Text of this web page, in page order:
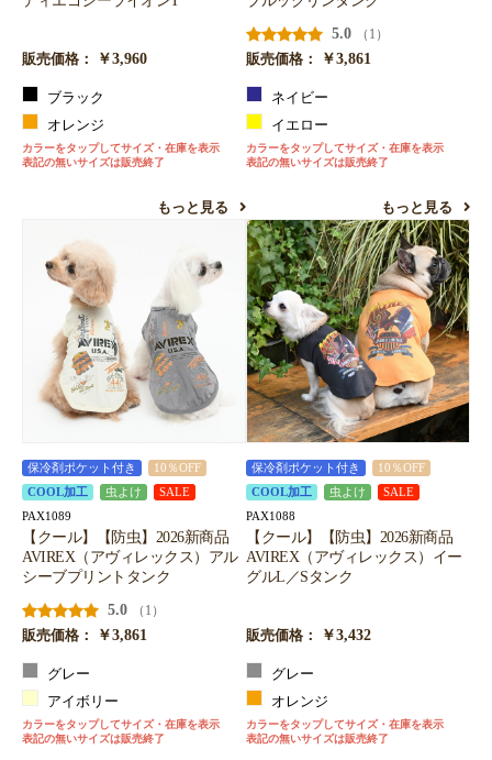
販売価格： ￥3,960
ブラック
オレンジ
カラーをタップしてサイズ・在庫を表示
表記の無いサイズは販売終了
もっと見る
5.0
（1）
販売価格：
￥3,861
ネイビー
イエロー
カラーをタップしてサイズ・在庫を表示
表記の無いサイズは販売終了
もっと見る
保冷剤ポケット付き
10％OFF
COOL加工
虫よけ SALE
PAX1089
【クール】【防虫】2026新商品
AVIREX（アヴィレックス）アル
シーブプリントタンク
5.0
（1）
販売価格：
￥3,861
グレー
アイボリー
カラーをタップしてサイズ・在庫を表示
表記の無いサイズは販売終了
保冷剤ポケット付き
10％OFF
COOL加工
虫よけ SALE
PAX1088
【クール】【防虫】2026新商品
AVIREX（アヴィレックス）イー
グルL／Sタンク
販売価格： ￥3,432
グレー
オレンジ
カラーをタップしてサイズ・在庫を表示
表記の無いサイズは販売終了